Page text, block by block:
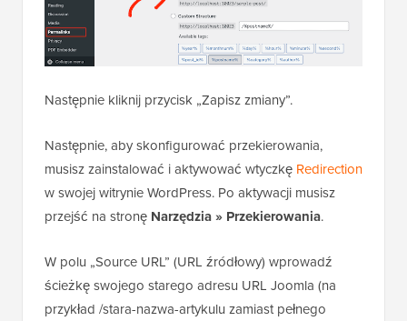
Następnie kliknij przycisk „Zapisz zmiany”.
Następnie, aby skonfigurować przekierowania,
musisz zainstalować i aktywować wtyczkę Redirection
w swojej witrynie WordPress. Po aktywacji musisz
przejść na stronę Narzędzia » Przekierowania.
W polu „Source URL” (URL źródłowy) wprowadź
ścieżkę swojego starego adresu URL Joomla (na
przykład /stara-nazwa-artykulu zamiast pełnego